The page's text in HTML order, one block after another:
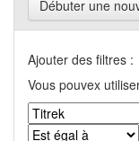
Débuter une
Ajouter des filtres :
Vous pouvex